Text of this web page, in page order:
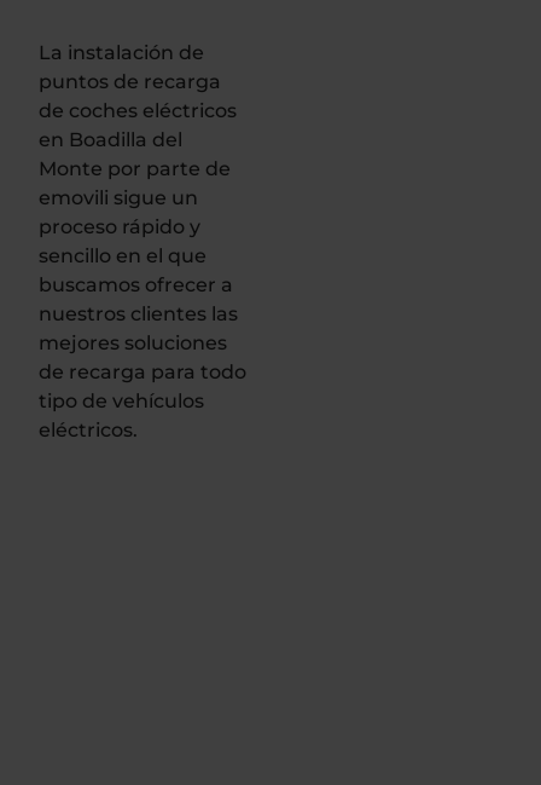
La instalación de
puntos de recarga
de coches eléctricos
en Boadilla del
Monte por parte de
emovili sigue un
proceso rápido y
sencillo en el que
buscamos ofrecer a
nuestros clientes las
mejores soluciones
de recarga para todo
tipo de vehículos
eléctricos.